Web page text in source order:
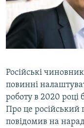
ВІДЕОУРОКИ «ELIFBE»
СВІДЧЕННЯ ОКУПАЦІЇ
УКРАЇНСЬКА
Русский
Qırımtatar
Усі сайти RFE/RL
Російські
повинні
роботу в 2020 році
Про це російський
повідомив на